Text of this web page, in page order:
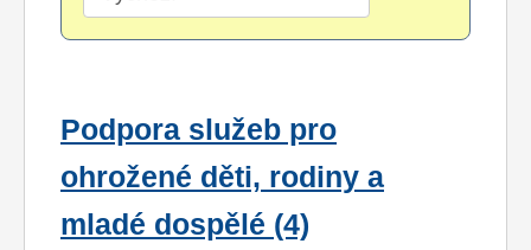
Podpora služeb pro
ohrožené děti, rodiny a
mladé dospělé (4)